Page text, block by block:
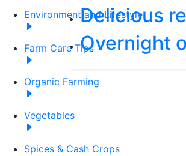
Environment and Lifestyle
Farm Care Tips
Organic Farming
Vegetables
Spices & Cash Crops
Delicious
Overnight